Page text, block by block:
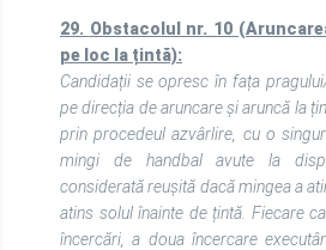
29. Obstacolul nr. 10
pe loc la țintă):
Candidații se opresc în fața
pe direcția de aruncare și aruncă la
prin procedeul azvârlire, cu o
mingi de handbal avute la
considerată reușită dacă mingea a
atins solul înainte de țintă. Fiecare
încercări, a doua încercare